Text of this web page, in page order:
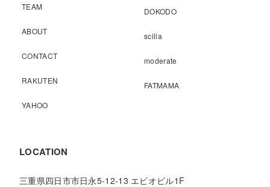
TEAM
ABOUT
CONTACT
RAKUTEN
YAHOO
DOKODO
scilla
moderate
FATMAMA
LOCATION
三重県四日市市日永5-12-13 エビオビル1F